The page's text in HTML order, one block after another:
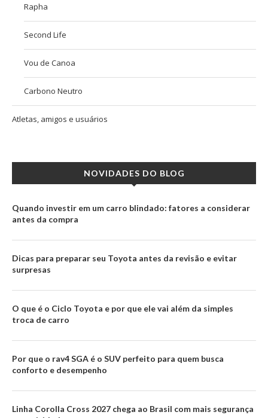
Rapha
Second Life
Vou de Canoa
Carbono Neutro
Atletas, amigos e usuários
NOVIDADES DO BLOG
Quando investir em um carro blindado: fatores a considerar
antes da compra
Dicas para preparar seu Toyota antes da revisão e evitar
surpresas
O que é o Ciclo Toyota e por que ele vai além da simples
troca de carro
Por que o rav4 SGA é o SUV perfeito para quem busca
conforto e desempenho
Linha Corolla Cross 2027 chega ao Brasil com mais segurança